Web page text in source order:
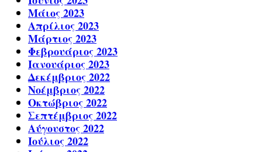
Μάιος 2023
Απρίλιος 2023
Μάρτιος 2023
Φεβρουάριος 2023
Ιανουάριος 2023
Δεκέμβριος 2022
Νοέμβριος 2022
Οκτώβριος 2022
Σεπτέμβριος 2022
Αύγουστος 2022
Ιούλιος 2022